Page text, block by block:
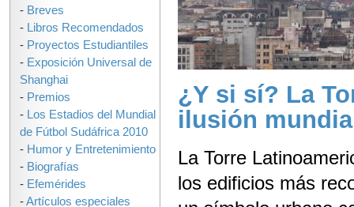
¿Y si sí? La
ilusión
La Torre
los edificios más
- Breves
- Libros Recomendados
- Proyectos Estudiantiles
- Exposición Universal de
Shanghai
- Premios
- Los Estadios del Mundial
de Fútbol Sudáfrica 2010
- Humor y Entretenimiento
- Biografías
- Efemérides
-Artículos especiales